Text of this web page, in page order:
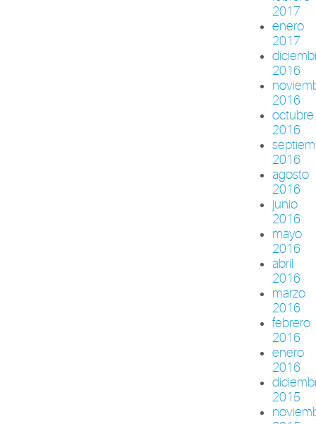
2017
enero
2017
2016
2016
octubre
2016
2016
agosto
2016
junio
2016
mayo
2016
abril
2016
marzo
2016
febrero
2016
enero
2016
2015